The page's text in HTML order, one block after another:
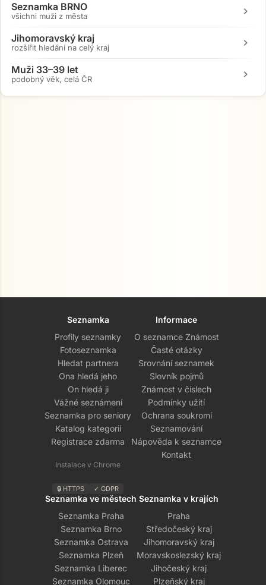
Seznamka BRNO
všichni muži z města chevron_right
Jihomoravský kraj
rozšířit hledání na celý kraj chevron_right
Muži 33–39 let
podobný věk, celá ČR chevron_right
Seznamka
Profily seznamky
Fotoseznamka
Hledat partnera
Ona hledá jeho
On hledá ji
Vážné seznámení
Seznamka pro seniory
Katalog kategorií
Registrace zdarma
Instalace v Chrome
🔒 HTTPS ✓ GDPR
Informace
O seznamce Známost
Časté otázky
Srovnání seznamek
Slovník pojmů
Známost v číslech
Podmínky užití
Ochrana soukromí
Seznamování
Nápověda k seznamce
Kontakt
Seznamka ve městech
Seznamka Praha
Seznamka Brno
Seznamka Ostrava
Seznamka Plzeň
Seznamka Liberec
Seznamka Olomouc
Seznamka v krajích
Praha
Středočeský kraj
Jihomoravský kraj
Moravskoslezský kraj
Jihočeský kraj
Plzeňský kraj